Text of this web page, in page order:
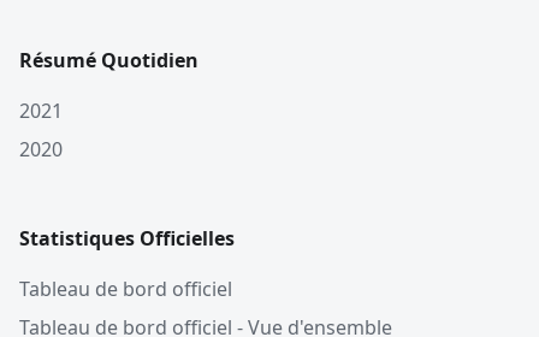
Résumé Quotidien
2021
2020
Statistiques Officielles
Tableau de bord officiel
Tableau de bord officiel - Vue d'ensemble